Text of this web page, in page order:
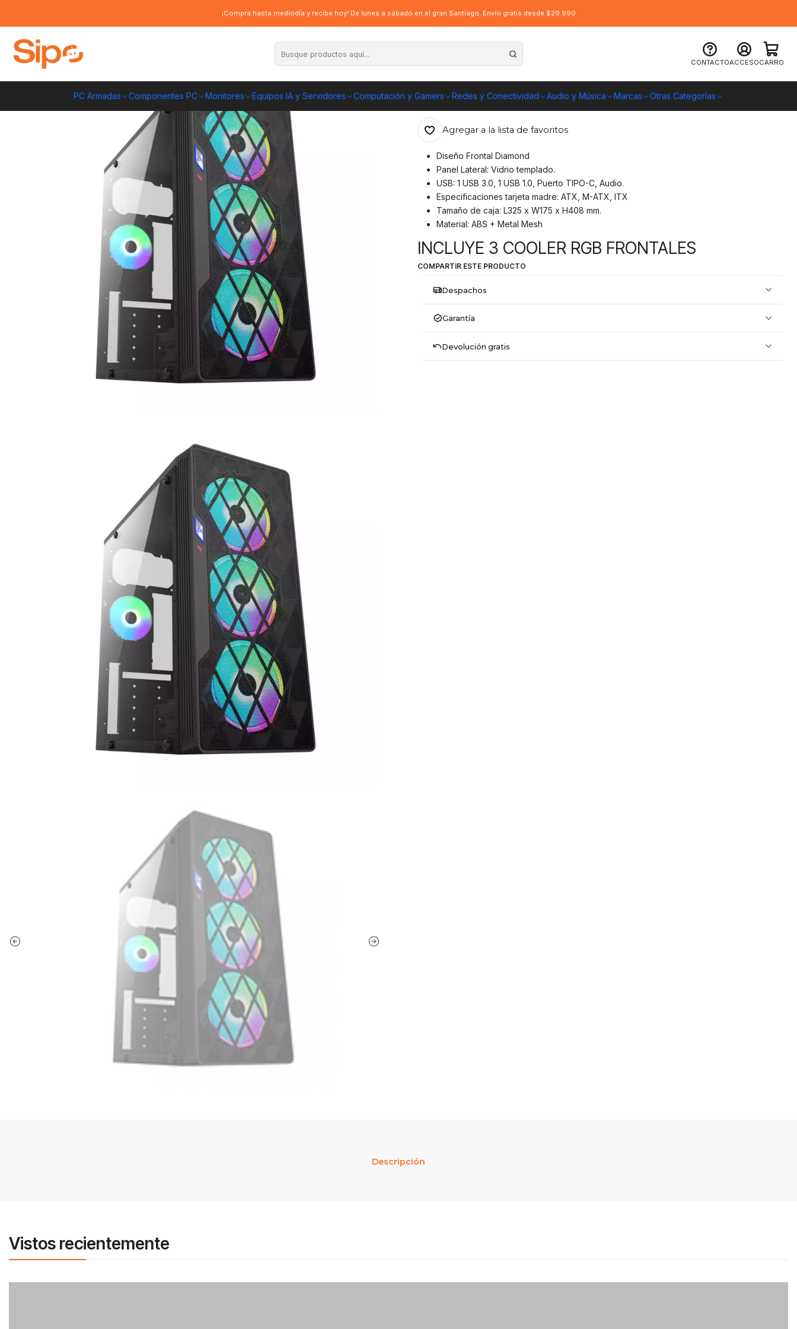
CONTACTOACCESOCARRO
PC Armadas Componentes PC Monitores Equipos IA y Servidores Computación y Gamers Redes y Conectividad Audio y Música Marcas Otras Categorías
¡Compra hasta mediodía y recibe hoy! De lunes a sábado en el gran Santiago. Envío gratis desde $29.990
Gabinete Gamer ATX, Diamond Design RGB - Sin Cooler
Gabinete Gamer ATX, Diamond Design RGB - Sin
Cooler
ENVÍO GRATIS A TODO CHILE
Agregar a la lista de favoritos
Diseño Frontal Diamond
Panel Lateral: Vidrio templado.
USB: 1 USB 3.0, 1 USB 1.0, Puerto TIPO-C, Audio.
Especificaciones tarjeta madre: ATX, M-ATX, ITX
Tamaño de caja: L325 x W175 x H408 mm.
Material: ABS + Metal Mesh
INCLUYE 3 COOLER RGB FRONTALES
COMPARTIR ESTE PRODUCTO
Despachos
Garantía
Devolución gratis
Descripción
Vistos recientemente